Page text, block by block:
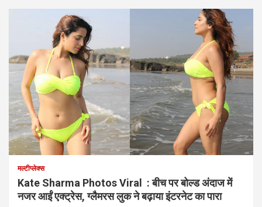
मल्टीप्लेक्स
Kate Sharma Photos Viral : बीच पर बोल्ड अंदाज में
नजर आईं एक्ट्रेस, ग्लैमरस लुक ने बढ़ाया इंटरनेट का पारा